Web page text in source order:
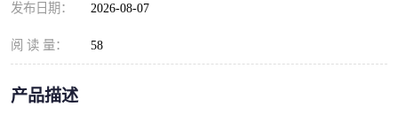
发布日期： 2026-08-07
阅 读 量： 58
产品描述